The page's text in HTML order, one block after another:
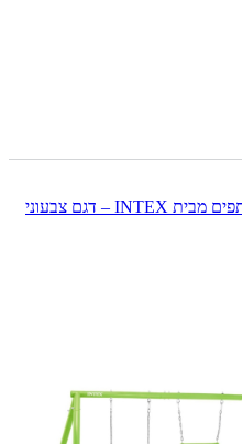
נדנדת חצר לילדים עד 5 משתתפים מבית INTEX – דגם צבעוני